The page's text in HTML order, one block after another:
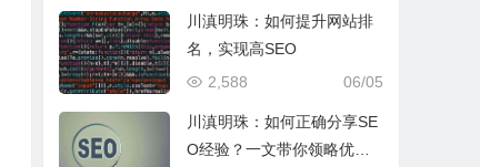
川滇明珠：如何提升网站排
名，实现高SEO
06/05
2,588
川滇明珠：如何正确分享SE
O经验？一文带你领略优化